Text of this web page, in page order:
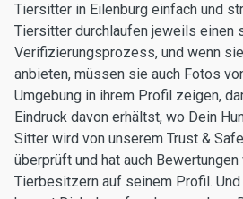
Tiersitter in Eilenburg einfach und
Tiersitter durchlaufen jeweils einen
Verifizierungsprozess, und wenn
anbieten, müssen sie auch Fotos
Umgebung in ihrem Profil zeigen,
Eindruck davon erhältst, wo Dein
Sitter wird von unserem Trust &
überprüft und hat auch Bewertungen
Tierbesitzern auf seinem Profil.